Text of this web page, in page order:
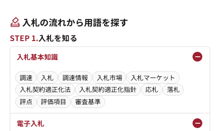
入札の流れから用語を探す
STEP 1.入札を知る
入札基本知識
調達 入札 調達情報 入札市場
入札マーケット
入札契約適正化法
入札契約適正化指針 応札
落札
評点
評価項目 審査基準
電子入札